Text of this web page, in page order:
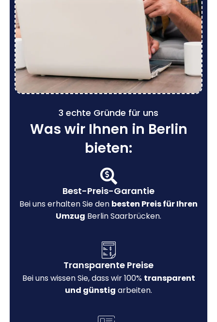
3 echte Gründe für uns
Was wir Ihnen in Berlin
bieten:
Best-Preis-Garantie
Bei uns erhalten Sie den besten Preis für Ihren
Umzug Berlin Saarbrücken.
Transparente Preise
Bei uns wissen Sie, dass wir 100% transparent
und günstig arbeiten.